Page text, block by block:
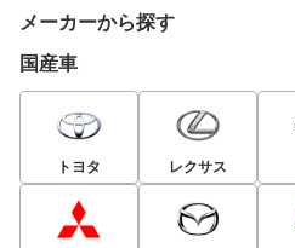
メーカーから探す
国産車
トヨタ レクサス